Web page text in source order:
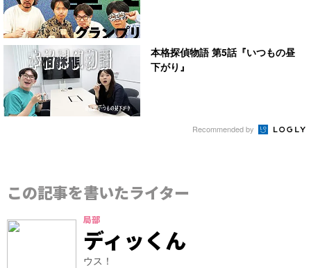
本格探偵物語 第5話『いつもの昼
下がり』
Recommended by
この記事を書いたライター
局部
ディッくん
ウス！